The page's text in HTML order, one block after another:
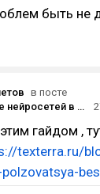
быть не
в посте
Применение нейросетей в контекстной рекламе регионального автодилера
гайдом ,
texterra.ru/